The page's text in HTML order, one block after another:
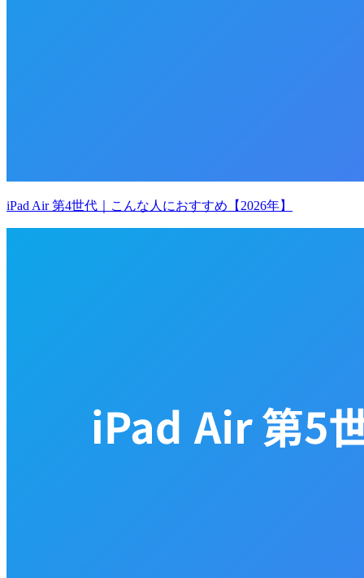
iPad Air 第4世代｜こんな人におすすめ【2026年】